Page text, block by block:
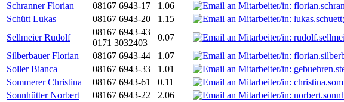
Schranner Florian
08167 6943-17 1.06
Schütt Lukas
08167 6943-20 1.15
Sellmeier Rudolf
08167 6943-43
0171 3032403
0.07
Silberbauer Florian
08167 6943-44 1.07
Soller Bianca
08167 6943-33 1.01
Sommerer Christina
08167 6943-61 0.11
Sonnhütter Norbert
08167 6943-22 2.06